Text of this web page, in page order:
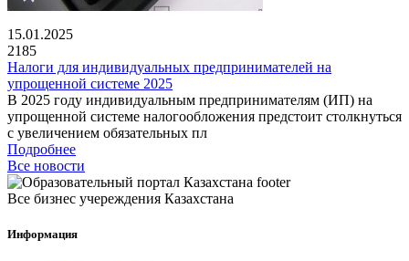
15.01.2025
2185
Налоги для индивидуальных предпринимателей на
упрощенной системе 2025
В 2025 году индивидуальным предпринимателям (ИП) на
упрощенной системе налогообложения предстоит столкнуться
с увеличением обязательных пл
Подробнее
Все новости
Все бизнес учереждения Казахстана
Информация